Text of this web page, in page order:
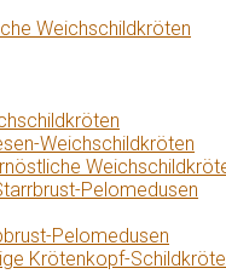
Weichschildkröten
Weichschildkröten
Pelomedusen
Pelomedusen
Krötenkopf-